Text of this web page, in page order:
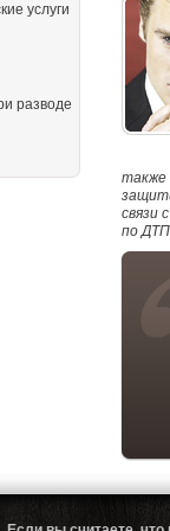
услуги
разводе
также
связи
по